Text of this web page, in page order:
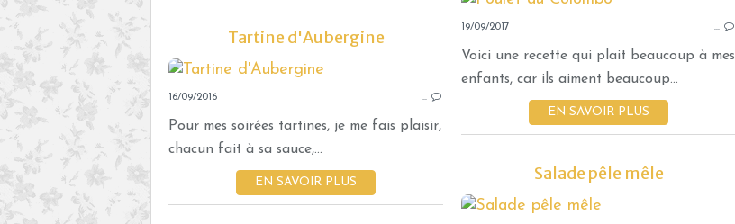
19/09/2017 …
Voici une recette qui plait beaucoup à mes
enfants, car ils aiment beaucoup...
EN SAVOIR PLUS
Tartine d'Aubergine
TARTINES ET SANDWICHS
PLAISIRS SALÉS
AUBERGINE
16/09/2016 …
Pour mes soirées tartines, je me fais plaisir,
chacun fait à sa sauce,...
EN SAVOIR PLUS Salade pêle mêle